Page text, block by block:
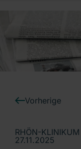
Ein Unternehmen der
Vorherige
RHÖN-
27.11.2025